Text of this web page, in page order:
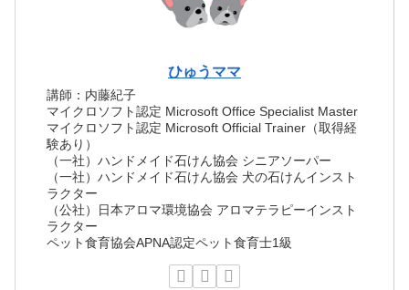
ひゅうママ
講師：内藤紀子
マイクロソフト認定 Microsoft Office Specialist Master
マイクロソフト認定 Microsoft Official Trainer（取得経
験あり）
（一社）ハンドメイド石けん協会 シニアソーパー
（一社）ハンドメイド石けん協会 犬の石けんインスト
ラクター
（公社）日本アロマ環境協会 アロマテラピーインスト
ラクター
ペット食育協会APNA認定ペット食育士1級